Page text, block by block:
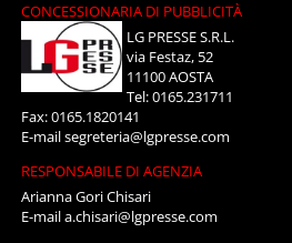
CONCESSIONARIA DI PUBBLICITÀ
LG PRESSE S.R.L.
via Festaz, 52
11100 AOSTA
Tel: 0165.231711
Fax: 0165.1820141
E-mailsegreteria@lgpresse.com
RESPONSABILE DI AGENZIA
Arianna Gori Chisari
E-maila.chisari@lgpresse.com